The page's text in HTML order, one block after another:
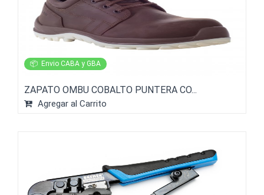
📦 Envio CABA y GBA
ZAPATO OMBU COBALTO PUNTERA CO...
Agregar al Carrito